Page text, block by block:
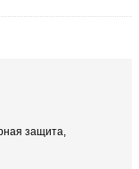
защита,